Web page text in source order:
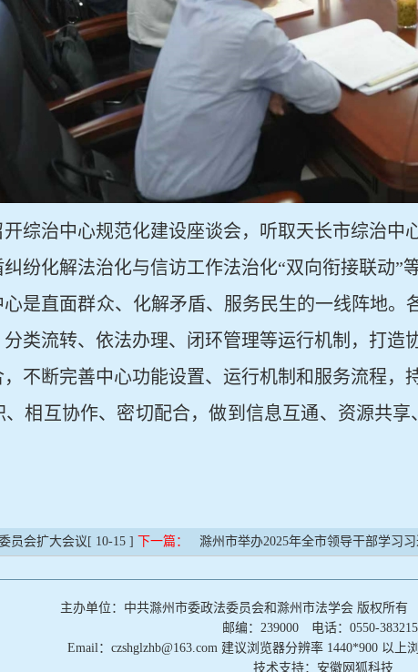
综治中心规范化建设座谈会，听取天长市综治
纷化解法治化与信访工作法治化“双向衔接联动”
是直面群众、化解矛盾、服务民生的一线阵地。
类流转、依法办理、闭环管理等运行机制，打
不断完善中心功能设置、运行机制和服务流程
相互协作、密切配合，做到信息互通、资源共
员会扩大会议[ 10-15 ] 下一篇： 滁州市举办2025年全市领导干部学习
主办单位：中共滁州市委政法委员会和滁州市法学会 版权所
邮编：239000 电话：0550-
Email：czshglzhb@163.com 建议浏览器分辨率 1440*900 以上
技术支持：安徽网狐科技